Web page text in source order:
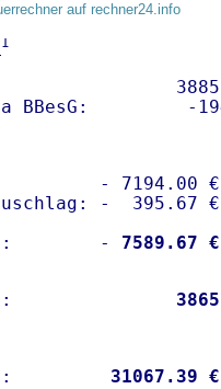
auf rechner24.info
1
BBesG:         -
- 7194.00
-  395.67 €
-
7589.67 €
Brutto:
31067.39 €